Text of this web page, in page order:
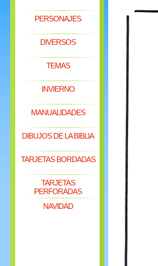
PERSONAJES
DIVERSOS
TEMAS
INVIERNO
MANUALIDADES
DIBUJOS DE LA BIBLIA
TARJETAS BORDADAS
TARJETAS
PERFORADAS
NAVIDAD